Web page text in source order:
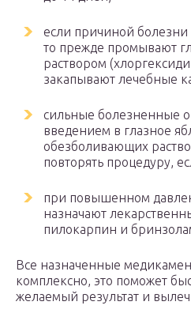
если причиной болезни
то прежде промывают
раствором
закапывают лечебные
сильные болезненные
введением в глазное
обезболивающих
повторять процедуру,
при повышенном
назначают
пилокарпин и
Все назначенные
комплексно, это поможет
желаемый результат и